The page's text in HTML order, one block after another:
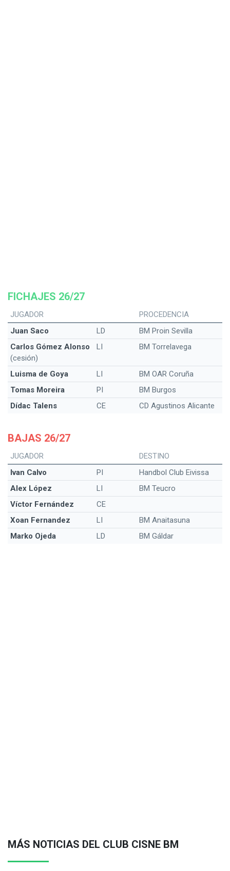
FICHAJES 26/27
JUGADOR
PROCEDENCIA
Juan Saco
LD
BM Proin Sevilla
Carlos Gómez Alonso
(cesión)
LI BM Torrelavega
Luisma de Goya LI
BM OAR Coruña
Tomas Moreira
PI
BM Burgos
Dídac Talens
CE CD Agustinos Alicante
BAJAS 26/27
JUGADOR
DESTINO
Ivan Calvo
PI
Handbol Club Eivissa
Alex López
LI
BM Teucro
Víctor Fernández
CE
Xoan Fernandez
LI
BM Anaitasuna
Marko Ojeda
LD BM Gáldar
MÁS NOTICIAS DEL CLUB CISNE BM